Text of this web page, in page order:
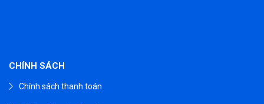
CHÍNH SÁCH
Chính sách thanh toán